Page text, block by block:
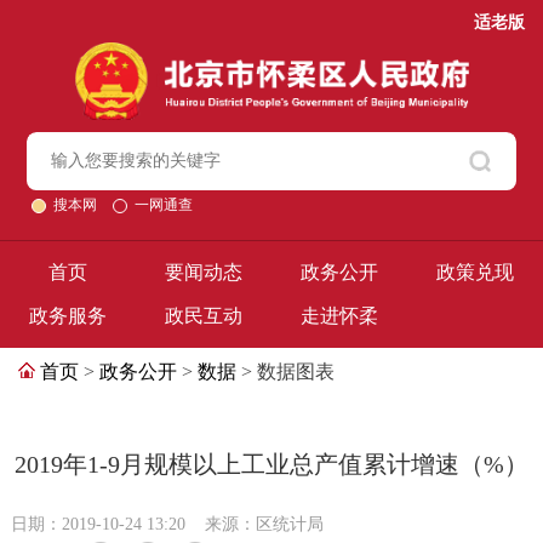
适老版
搜本网 一网通查
首页 要闻动态 政务公开 政策兑现
政务服务 政民互动 走进怀柔
首页 > 政务公开 > 数据 > 数据图表
2019年1-9月规模以上工业总产值累计增速（%）
日期：2019-10-24 13:20 来源：区统计局